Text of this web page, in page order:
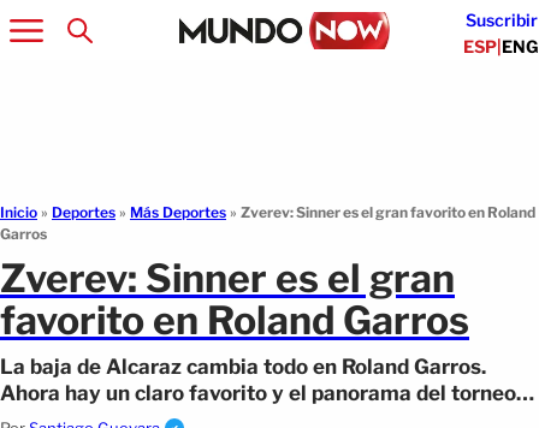
Suscribir
ESP|ENG
Inicio » Deportes » Más Deportes » Zverev: Sinner es el gran favorito en Roland
Garros
Zverev: Sinner es el gran
favorito en Roland Garros
La baja de Alcaraz cambia todo en Roland Garros.
Ahora hay un claro favorito y el panorama del torneo
se redefine.